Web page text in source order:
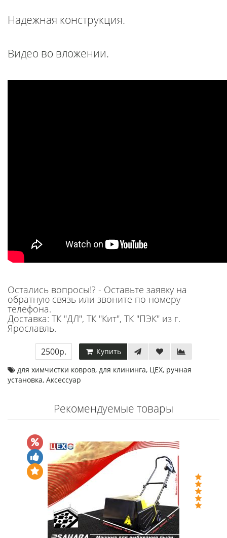
Надежная конструкция.
Видео во вложении.
Остались вопросы!? - Оставьте заявку на
обратную связь или звоните по номеру
телефона.
Доставка: ТК "ДЛ", ТК "Кит", ТК "ПЭК" из г.
Ярославль.
2500р.
Купить
для химчистки ковров, для клининга, ЦЕХ, ручная
установка, Аксессуар
Рекомендуемые товары